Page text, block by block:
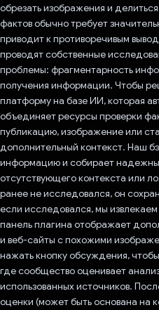
обрезать изображения и
фактов обычно требует
приводит к противоречивым
проводят собственные
проблемы: фрагментарность
получения информации. Чтобы
платформу на базе ИИ, которая
объединяет ресурсы проверки
публикацию, изображение или
дополнительный контекст. Наш
информацию и собирает
отсутствующего контекста или
ранее не исследовался, он
если исследовался, мы
панель плагина отображает
и веб-сайты с похожими
нажать кнопку обсуждения,
где сообщество оценивает
использованных источников.
оценки (может быть основана на